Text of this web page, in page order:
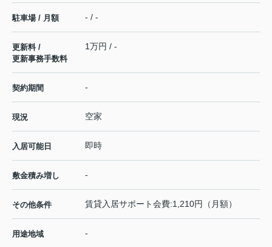
駐車場 / 月額 - / -
更新料 /
更新事務手数料
1万円 / -
契約期間 -
現況 空家
入居可能日 即時
敷金積み増し -
その他条件 賃貸入居サポート会費:1,210円（月額）
用途地域 -